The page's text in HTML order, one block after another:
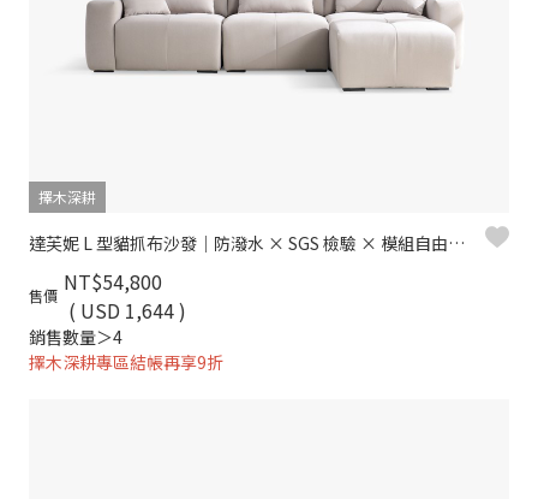
擇木深耕
達芙妮 L 型貓抓布沙發｜防潑水 × SGS 檢驗 × 模組自由組合
售價 NT$54,800
( USD 1,644 )
銷售數量＞4
擇木深耕專區結帳再享9折